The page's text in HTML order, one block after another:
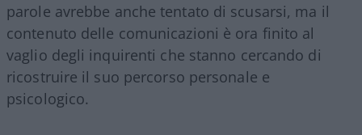
parole avrebbe anche tentato di scusarsi, ma il
contenuto delle comunicazioni è ora finito al
vaglio degli inquirenti che stanno cercando di
ricostruire il suo percorso personale e
psicologico.